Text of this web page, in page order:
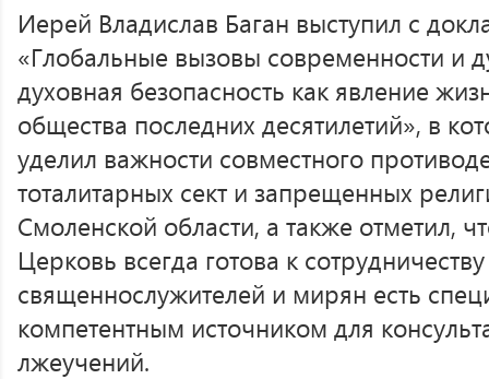
Иерей Владислав Баган выступил с
«Глобальные вызовы современности и
духовная безопасность как явление
общества последних десятилетий», в
уделил важности совместного
тоталитарных сект и запрещенных
Смоленской области, а также отметил,
Церковь всегда готова к
священнослужителей и мирян есть
компетентным источником для
лжеучений.